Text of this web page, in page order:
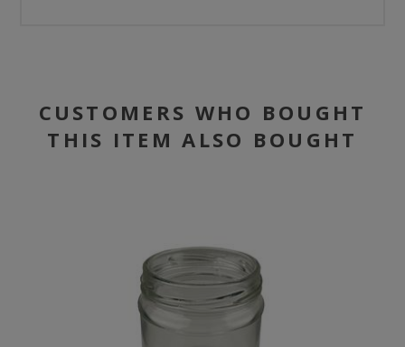
CUSTOMERS WHO BOUGHT
THIS ITEM ALSO BOUGHT